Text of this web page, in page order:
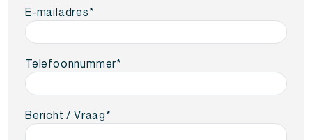
E-mailadres*
Telefoonnummer*
Bericht / Vraag*